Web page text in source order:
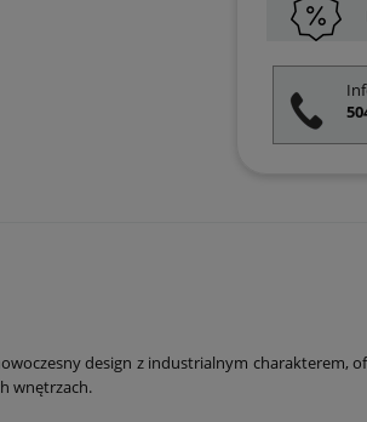
design z industrialnym
wnętrzach.